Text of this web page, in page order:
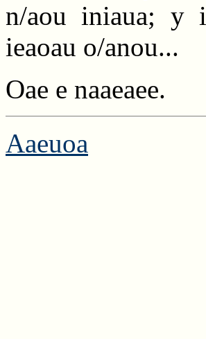
n/aou iniaua; y
ieaoau o/anou...
Oae e naaeaee.
Aaeuoa